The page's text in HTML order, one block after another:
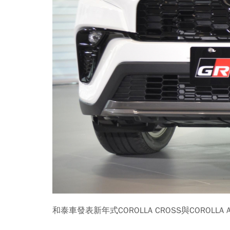
和泰車發表新年式COROLLA CROSS與COROLLA